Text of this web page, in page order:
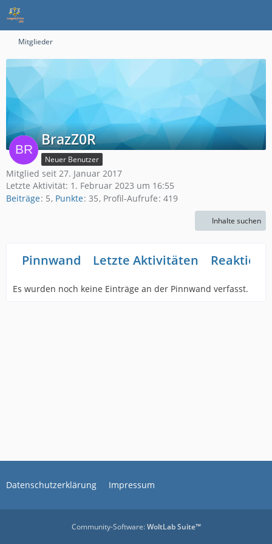
Mitglieder
BrazZ0R
Neuer Benutzer
Mitglied seit 27. Januar 2017
Letzte Aktivität: 1. Februar 2023 um 16:55
Beiträge 5 Punkte 35 Profil-Aufrufe 419
Inhalte suchen
Pinnwand Letzte Aktivitäten
Es wurden noch keine Einträge an der Pinnwand verfasst.
Datenschutzerklärung Impressum
Community-Software:WoltLab Suite™